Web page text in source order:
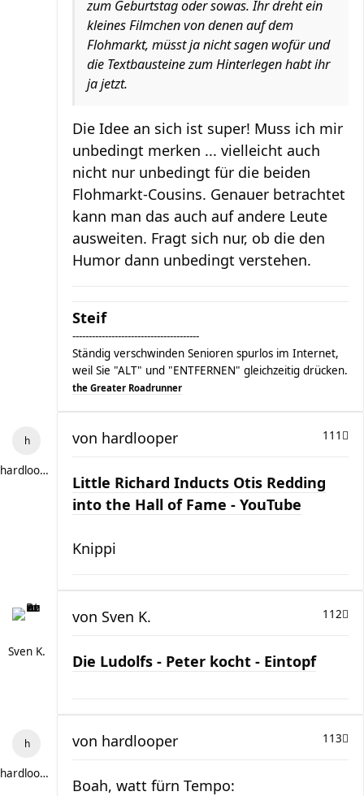
zum Geburtstag oder sowas. Ihr dreht ein
kleines Filmchen von denen auf dem
Flohmarkt, müsst ja nicht sagen wofür und
die Textbausteine zum Hinterlegen habt ihr
ja jetzt.
Die Idee an sich ist super! Muss ich mir
unbedingt merken ... vielleicht auch
nicht nur unbedingt für die beiden
Flohmarkt-Cousins. Genauer betrachtet
kann man das auch auf andere Leute
ausweiten. Fragt sich nur, ob die den
Humor dann unbedingt verstehen.
Steif
---------------------------------------
Ständig verschwinden Senioren spurlos im Internet,
weil Sie "ALT" und "ENTFERNEN" gleichzeitig drücken.
the Greater Roadrunner
hardlooper
111
von hardlooper
Little Richard Inducts Otis Redding
into the Hall of Fame - YouTube
Knippi
Sven K.
112
von Sven K.
Die Ludolfs - Peter kocht - Eintopf
hardlooper
113
von hardlooper
Boah, watt fürn Tempo: